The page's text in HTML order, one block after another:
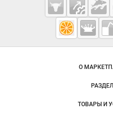
Fruitinfo.ru
— рынок
фруктов
Важные разделы и
Навигация по сайту
О
Новости
ТОВАРЫ И